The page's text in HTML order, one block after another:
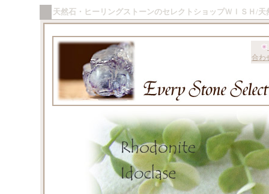
天然石・ヒーリングストーンのセレクトショップＷＩＳＨ/
合わ